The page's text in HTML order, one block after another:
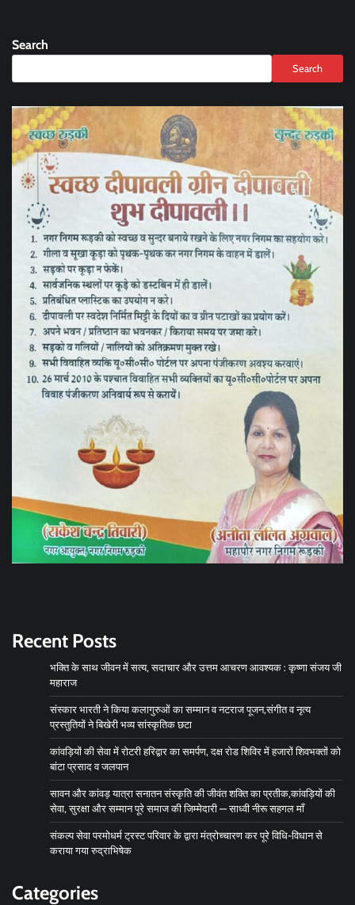
Search
Search
Recent Posts
भक्ति के साथ जीवन में सत्य, सदाचार और उत्तम आचरण आवश्यक : कृष्णा संजय जी
महाराज
संस्कार भारती ने किया कलागुरुओं का सम्मान व नटराज पूजन,संगीत व नृत्य
प्रस्तुतियों‌ ने बिखेरी भव्य सांस्कृतिक छटा
कांवड़ियों की सेवा में रोटरी हरिद्वार का समर्पण, दक्ष रोड शिविर में हजारों शिवभक्तों को
बांटा प्रसाद व जलपान
सावन और कांवड़ यात्रा सनातन संस्कृति की जीवंत शक्ति का प्रतीक,कांवड़ियों की
सेवा, सुरक्षा और सम्मान पूरे समाज की जिम्मेदारी — साध्वी नीरू सहगल माँ
संकल्प सेवा परमोधर्म ट्रस्ट परिवार के द्वारा मंत्रोच्चारण कर पूरे विधि-विधान से
कराया गया रुद्राभिषेक
Categories